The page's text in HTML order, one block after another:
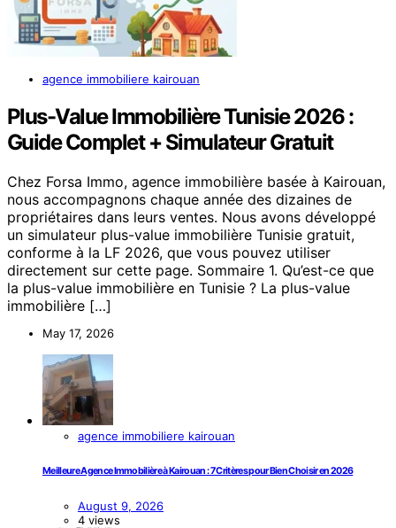
agence immobiliere kairouan
Plus-Value Immobilière Tunisie 2026 :
Guide Complet + Simulateur Gratuit
Chez Forsa Immo, agence immobilière basée à Kairouan,
nous accompagnons chaque année des dizaines de
propriétaires dans leurs ventes. Nous avons développé
un simulateur plus-value immobilière Tunisie gratuit,
conforme à la LF 2026, que vous pouvez utiliser
directement sur cette page. Sommaire 1. Qu’est-ce que
la plus-value immobilière en Tunisie ? La plus-value
immobilière […]
May 17, 2026
agence immobiliere kairouan
Meilleure Agence Immobilière à Kairouan : 7 Critères pour Bien Choisir en 2026
August 9, 2026
4 views